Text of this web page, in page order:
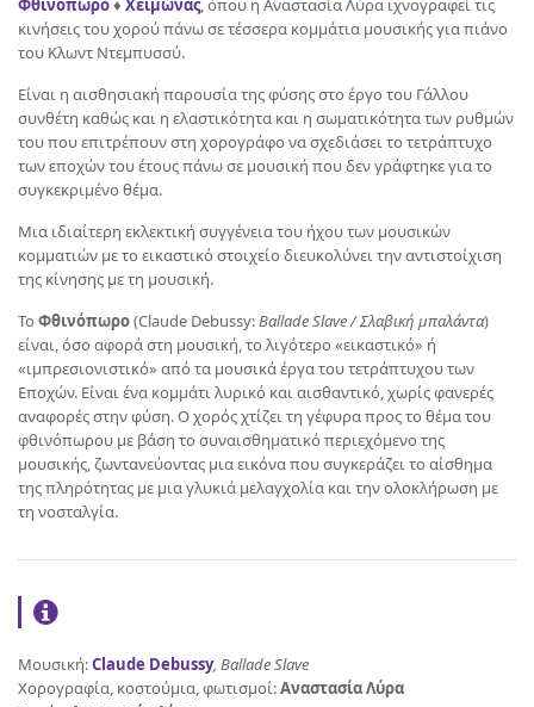
Φθινόπωρο♦ Χειμώνας, όπου η Αναστασία Λύρα ιχνογραφεί τις
κινήσεις του χορού πάνω σε τέσσερα κομμάτια μουσικής για πιάνο
του Κλωντ Ντεμπυσσύ.
Είναι η αισθησιακή παρουσία της φύσης στο έργο του Γάλλου
συνθέτη καθώς και η ελαστικότητα και η σωματικότητα των ρυθμών
του που επιτρέπουν στη χορογράφο να σχεδιάσει το τετράπτυχο
των εποχών του έτους πάνω σε μουσική που δεν γράφτηκε για το
συγκεκριμένο θέμα.
Μια ιδιαίτερη εκλεκτική συγγένεια του ήχου των μουσικών
κομματιών με το εικαστικό στοιχείο διευκολύνει την αντιστοίχιση
της κίνησης με τη μουσική.
Το Φθινόπωρο(Claude Debussy:Ballade Slave / Σλαβική μπαλάντα)
είναι, όσο αφορά στη μουσική, το λιγότερο «εικαστικό» ή
«ιμπρεσιονιστικό» από τα μουσικά έργα του τετράπτυχου των
Εποχών. Είναι ένα κομμάτι λυρικό και αισθαντικό, χωρίς φανερές
αναφορές στην φύση. Ο χορός χτίζει τη γέφυρα προς το θέμα του
φθινόπωρου με βάση το συναισθηματικό περιεχόμενο της
μουσικής, ζωντανεύοντας μια εικόνα που συγκεράζει το αίσθημα
της πληρότητας με μια γλυκιά μελαγχολία και την ολοκλήρωση με
τη νοσταλγία.
Μουσική:Claude Debussy, Ballade Slave
Χορογραφία, κοστούμια, φωτισμοί:Αναστασία Λύρα